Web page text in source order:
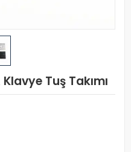
Tuş Takımı